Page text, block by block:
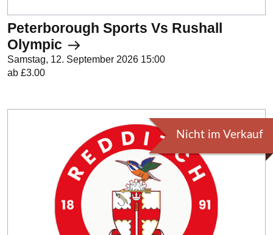
Peterborough Sports Vs Rushall
Olympic
Samstag, 12. September 2026 15:00
ab £3.00
Nicht im Verkauf